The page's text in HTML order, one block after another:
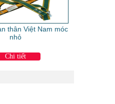
thân Việt Nam móc
nhỏ
Chi tiết